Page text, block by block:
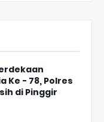
Ke - 78, Polres
di Pinggir